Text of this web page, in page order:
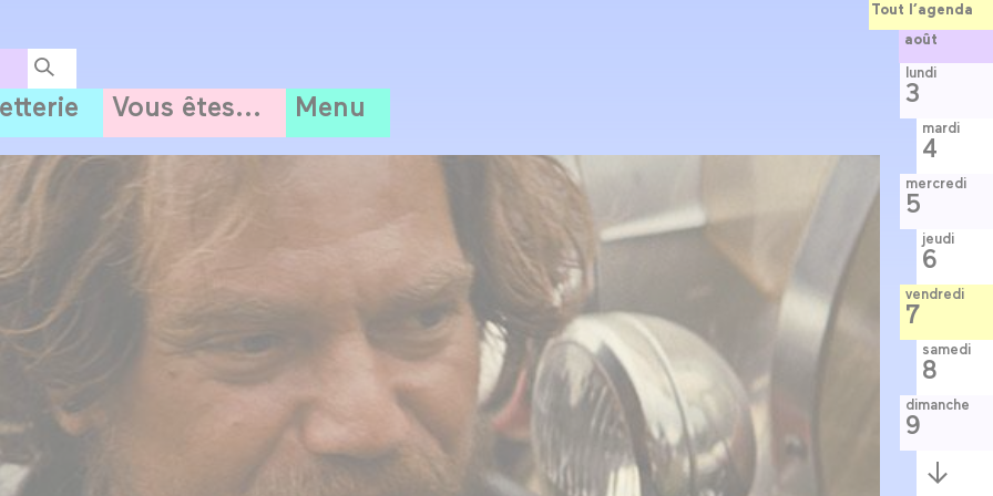
Vous êtes... Menu
Tout l’agenda
août
lundi
3
mardi
4
mercredi
5
jeudi
6
vendredi
7
samedi
8
dimanche
9
Semaine
suivante